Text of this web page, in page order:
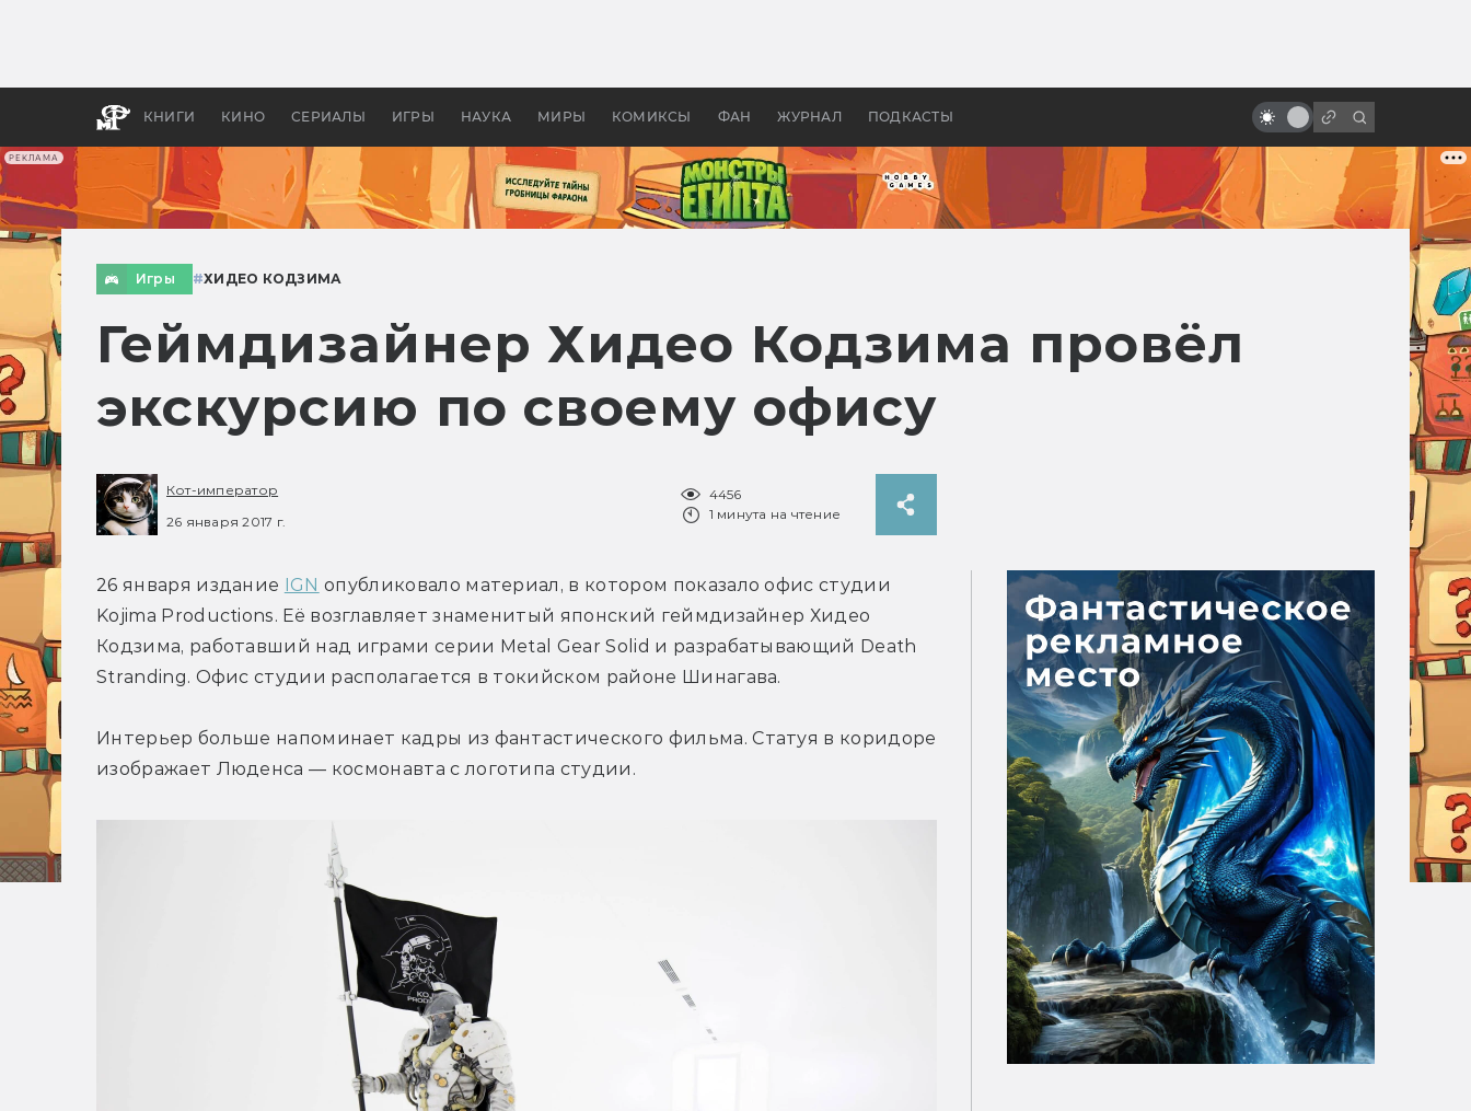
РЕКЛАМА
КНИГИ КИНО СЕРИАЛЫ ИГРЫ НАУКА МИРЫ КОМИКСЫ ФАН ЖУРНАЛ ПОДКАСТЫ
апокалипсис, в России —
бы «Властелина колец»
сериалах Азии
Игры #ХИДЕО КОДЗИМА
Геймдизайнер Хидео Кодзима провёл
экскурсию по своему офису
Кот-император
26 января 2017 г.
4456
1 минута на чтение
26 января издание IGN опубликовало материал, в котором показало офис студии
Kojima Productions. Её возглавляет знаменитый японский геймдизайнер Хидео
Кодзима, работавший над играми серии Metal Gear Solid и разрабатывающий Death
Stranding. Офис студии располагается в токийском районе Шинагава.
Интерьер больше напоминает кадры из фантастического фильма. Статуя в коридоре
изображает Люденса — космонавта с логотипа студии.